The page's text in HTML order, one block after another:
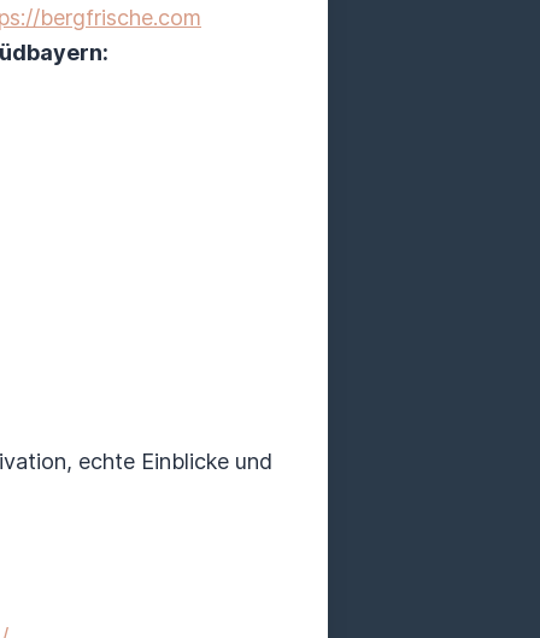
bergfrische.com
echte Einblicke und